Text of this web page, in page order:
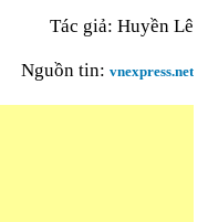
Tác giả: Huyền Lê
Nguồn tin: vnexpress.net